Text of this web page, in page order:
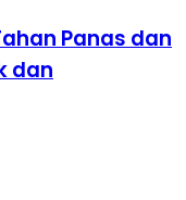
Panas dan
dan